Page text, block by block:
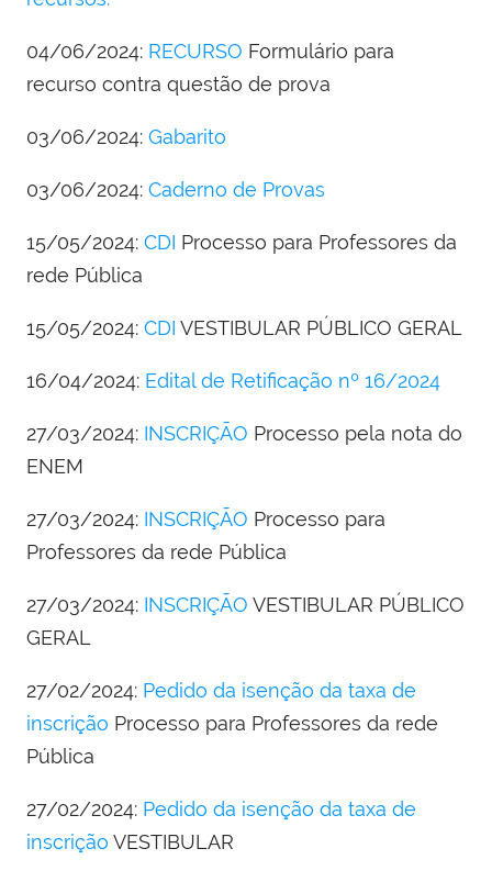
04/06/2024: RECURSO Formulário para
recurso contra questão de prova
03/06/2024: Gabarito
03/06/2024: Caderno de Provas
15/05/2024: CDI Processo para Professores da
rede Pública
15/05/2024: CDI VESTIBULAR PÚBLICO GERAL
16/04/2024: Edital de Retificação nº 16/2024
27/03/2024: INSCRIÇÃO Processo pela nota do
ENEM
27/03/2024: INSCRIÇÃO Processo para
Professores da rede Pública
27/03/2024: INSCRIÇÃO VESTIBULAR PÚBLICO
GERAL
27/02/2024: Pedido da isenção da taxa de
inscrição Processo para Professores da rede
Pública
27/02/2024: Pedido da isenção da taxa de
inscrição VESTIBULAR